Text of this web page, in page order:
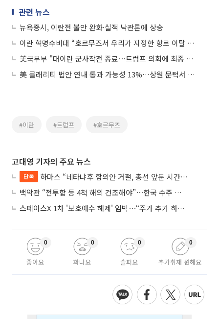
관련 뉴스
뉴욕증시, 이란전 불안 완화·실적 낙관론에 상승
이란 혁명수비대 “호르무즈서 우리가 지정한 항로 이탈 시 군사 대응할 것”
美국무부 "대이란 군사작전 종료⋯트럼프 의회에 최종 통지"
美 클래리티 법안 연내 통과 가능성 13%…상원 문턱서 제동
#이란 #트럼프 #호르무즈
고대영 기자의 주요 뉴스
단독
하마스 “네타냐후 합의안 거절, 총선 앞둔 시간 끌기”
백악관 “전투함 등 4척 해외 건조해야”⋯한국 수주 기대
스페이스X 1차 '보호예수 해제' 임박⋯“주가 추가 하락 가능성”
좋아요
0
화나요
0
슬퍼요
0
추가취재 원해요
0